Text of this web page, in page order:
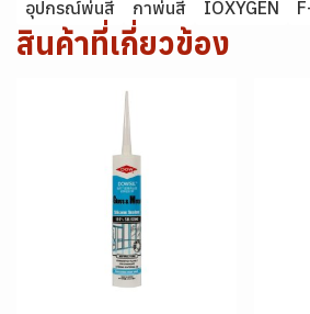
อุปกรณ์พ่นสี กาพ่นสี IOXYGEN
สินค้าที่เกี่ยวข้อง